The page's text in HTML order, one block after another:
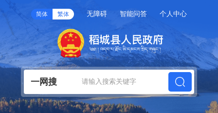
简体 繁体 无障碍 智能问答 个人中心
一网搜